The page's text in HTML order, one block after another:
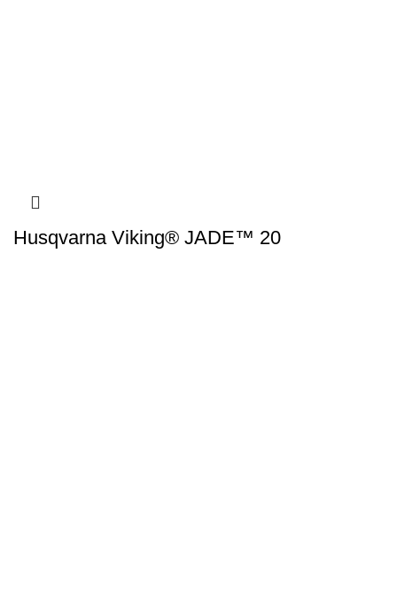
Husqvarna Viking® JADE™ 20